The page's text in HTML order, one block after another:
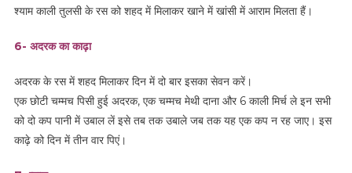
श्याम काली तुलसी के रस को शहद में मिलाकर खाने में खांसी में आराम मिलता हैं।
6- अदरक का काढ़ा
अदरक के रस में शहद मिलाकर दिन में दो बार इसका सेवन करें।
एक छोटी चम्मच पिसी हुई अदरक, एक चम्मच मेथी दाना और 6 काली मिर्च ले इन सभी
को दो कप पानी में उबाल लें इसे तब तक उबाले जब तक यह एक कप न रह जाए। इस
काढ़े को दिन में तीन वार पिएं।